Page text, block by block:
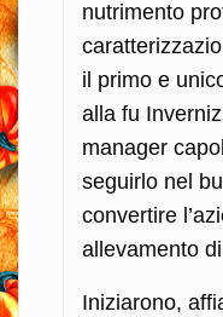
nutrimento
il primo e
alla fu
manager
seguirlo nel
convertire
allevamento
Iniziarono,